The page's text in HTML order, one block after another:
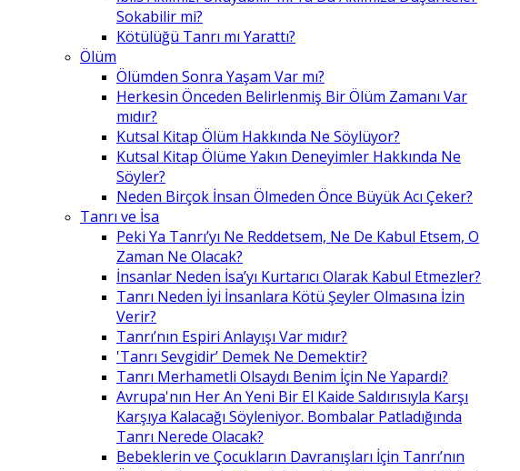
Sokabilir mi?
Kötülüğü Tanrı mı Yarattı?
Ölüm
Ölümden Sonra Yaşam Var mı?
Herkesin Önceden Belirlenmiş Bir Ölüm Zamanı Var
mıdır?
Kutsal Kitap Ölüm Hakkında Ne Söylüyor?
Kutsal Kitap Ölüme Yakın Deneyimler Hakkında Ne
Söyler?
Neden Birçok İnsan Ölmeden Önce Büyük Acı Çeker?
Tanrı ve İsa
Peki Ya Tanrı’yı Ne Reddetsem, Ne De Kabul Etsem, O
Zaman Ne Olacak?
İnsanlar Neden İsa’yı Kurtarıcı Olarak Kabul Etmezler?
Tanrı Neden İyi İnsanlara Kötü Şeyler Olmasına İzin
Verir?
Tanrı’nın Espiri Anlayışı Var mıdır?
'Tanrı Sevgidir’ Demek Ne Demektir?
Tanrı Merhametli Olsaydı Benim İçin Ne Yapardı?
Avrupa'nın Her An Yeni Bir El Kaide Saldırısıyla Karşı
Karşıya Kalacağı Söyleniyor. Bombalar Patladığında
Tanrı Nerede Olacak?
Bebeklerin ve Çocukların Davranışları İçin Tanrı’nın